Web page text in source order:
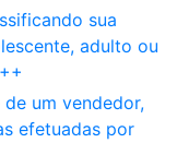
sua
adulto ou
um vendedor,
efetuadas por